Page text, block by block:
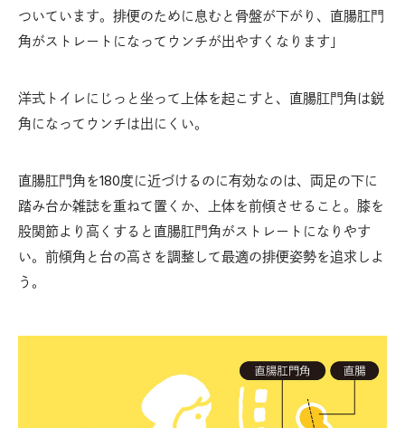
ついています。排便のために息むと骨盤が下がり、直腸肛門
角がストレートになってウンチが出やすくなります」
洋式トイレにじっと坐って上体を起こすと、直腸肛門角は鋭
角になってウンチは出にくい。
直腸肛門角を180度に近づけるのに有効なのは、両足の下に
踏み台か雑誌を重ねて置くか、上体を前傾させること。膝を
股関節より高くすると直腸肛門角がストレートになりやす
い。前傾角と台の高さを調整して最適の排便姿勢を追求しよ
う。